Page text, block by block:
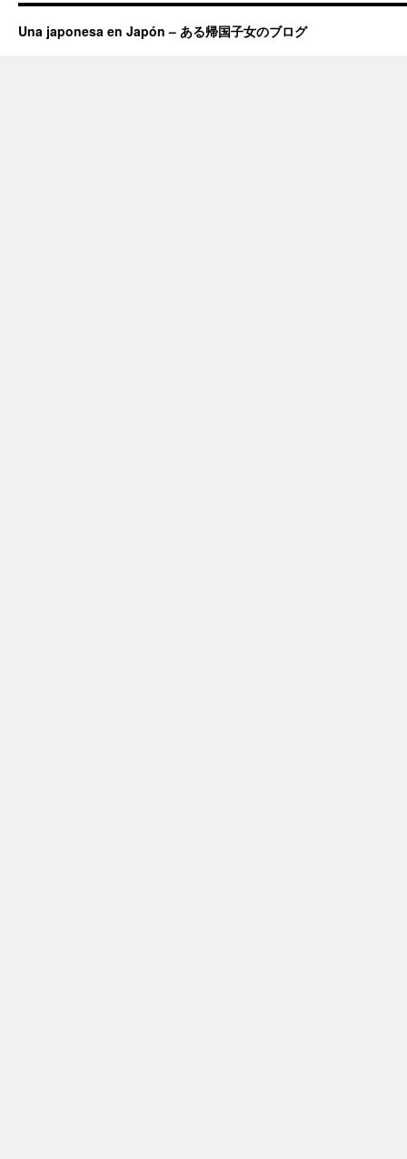
Una japonesa en Japón – ある帰国子女のブログ